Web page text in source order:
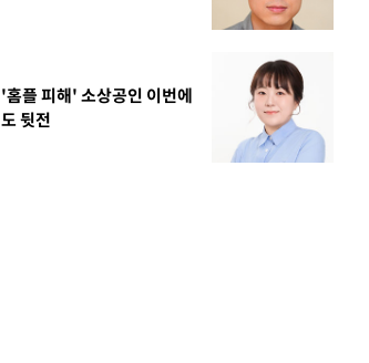
'홈플 피해' 소상공인 이번에
도 뒷전